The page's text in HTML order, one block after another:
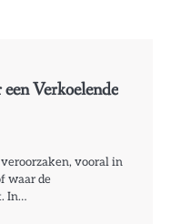
Verkoelende
vooral in
waar de
In…